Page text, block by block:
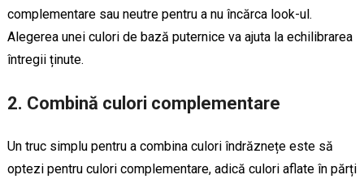
complementare sau neutre pentru a nu încărca look-ul.
Alegerea unei culori de bază puternice va ajuta la echilibrarea
întregii ținute.
2. Combină culori complementare
Un truc simplu pentru a combina culori îndrăznețe este să
optezi pentru culori complementare, adică culori aflate în părți